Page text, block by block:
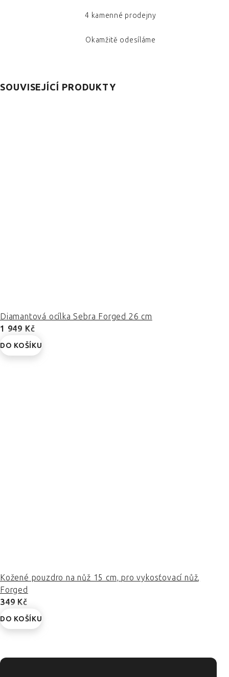
4 kamenné prodejny
Okamžitě odesíláme
SOUVISEJÍCÍ PRODUKTY
Diamantová ocílka Sebra Forged 26 cm
1 949 Kč
DO KOŠÍKU
Kožené pouzdro na nůž 15 cm, pro vykosťovací nůž,
Forged
349 Kč
DO KOŠÍKU
ZÁPATÍ